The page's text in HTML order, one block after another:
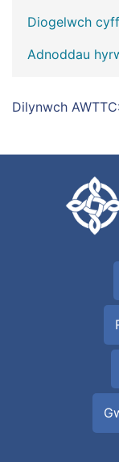
Diogelwch
Adnoddau
Dilynwch